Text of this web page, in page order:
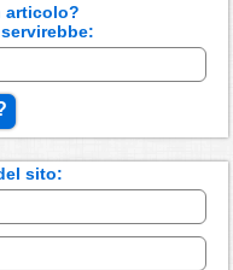
articolo?
sito: